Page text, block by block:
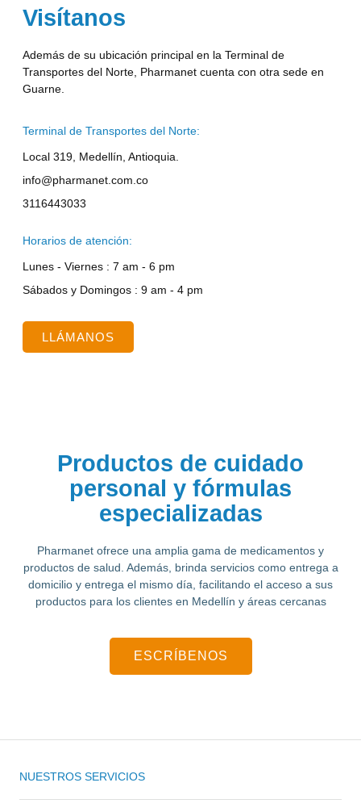
Visítanos
Además de su ubicación principal en la Terminal de
Transportes del Norte, Pharmanet cuenta con otra sede en
Guarne.
Terminal de Transportes del Norte:
Local 319, Medellín, Antioquia.
info@pharmanet.com.co
3116443033
Horarios de atención:
Lunes - Viernes : 7 am - 6 pm
Sábados y Domingos : 9 am - 4 pm
LLÁMANOS
Productos de cuidado
personal y fórmulas
especializadas
Pharmanet ofrece una amplia gama de medicamentos y
productos de salud. Además, brinda servicios como entrega a
domicilio y entrega el mismo día, facilitando el acceso a sus
productos para los clientes en Medellín y áreas cercanas
ESCRÍBENOS
NUESTROS SERVICIOS